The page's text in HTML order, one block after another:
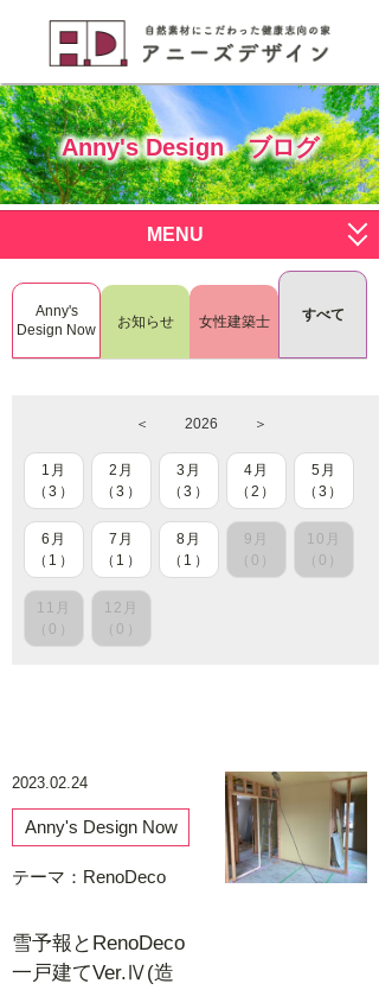
Anny's Design ブログ
MENU
サービス一覧
すまいく
RenoDeco
L.I.S.H
施工写真
スタッフ募集
お問い合わせはこちら
Anny's
Design Now
お知らせ 女性建築士 すべて
＜ 2026 ＞
1月
（3）
2月
（3）
3月
（3）
4月
（2）
5月
（3）
6月
（1）
7月
（1）
8月
（1）
9月
（0）
10月
（0）
11月
（0）
12月
（0）
2023.02.24
Anny's Design Now
テーマ： RenoDeco
雪予報とRenoDeco
一戸建てVer.Ⅳ(造